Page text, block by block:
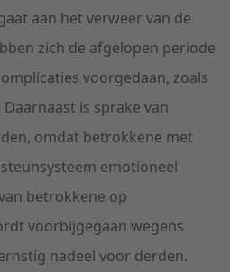
aan het verweer van de
zich de afgelopen periode
voorgedaan, zoals
is sprake van
omdat betrokkene met
emotioneel
betrokkene op
voorbijgegaan wegens
nadeel voor derden.